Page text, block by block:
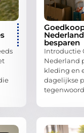
besparen
Introductie
Nederland
kleding en
dagelijkse